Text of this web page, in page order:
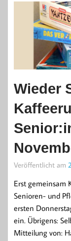
Wieder
Veröffentlicht am
Erst gemeinsam
Senioren- und
ersten
ein. Übrigens:
Mitteilung von: